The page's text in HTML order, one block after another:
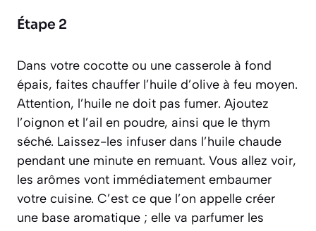
Étape 2
Dans votre cocotte ou une casserole à fond
épais, faites chauffer l’huile d’olive à feu moyen.
Attention, l’huile ne doit pas fumer. Ajoutez
l’oignon et l’ail en poudre, ainsi que le thym
séché. Laissez-les infuser dans l’huile chaude
pendant une minute en remuant. Vous allez voir,
les arômes vont immédiatement embaumer
votre cuisine. C’est ce que l’on appelle créer
une base aromatique ; elle va parfumer les